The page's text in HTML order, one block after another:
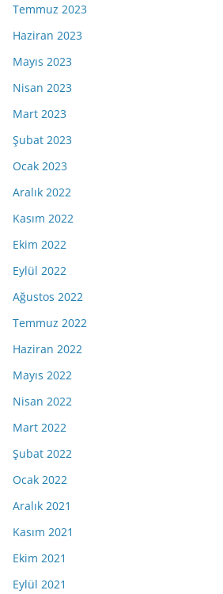
Temmuz 2023
Haziran 2023
Mayıs 2023
Nisan 2023
Mart 2023
Şubat 2023
Ocak 2023
Aralık 2022
Kasım 2022
Ekim 2022
Eylül 2022
Ağustos 2022
Temmuz 2022
Haziran 2022
Mayıs 2022
Nisan 2022
Mart 2022
Şubat 2022
Ocak 2022
Aralık 2021
Kasım 2021
Ekim 2021
Eylül 2021